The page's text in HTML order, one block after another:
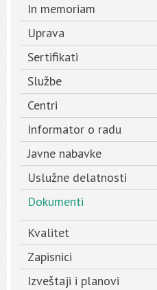
In memoriam
Uprava
Sertifikati
Službe
Centri
Informator o radu
Javne nabavke
Uslužne delatnosti
Dokumenti
Kvalitet
Zapisnici
Izveštaji i planovi